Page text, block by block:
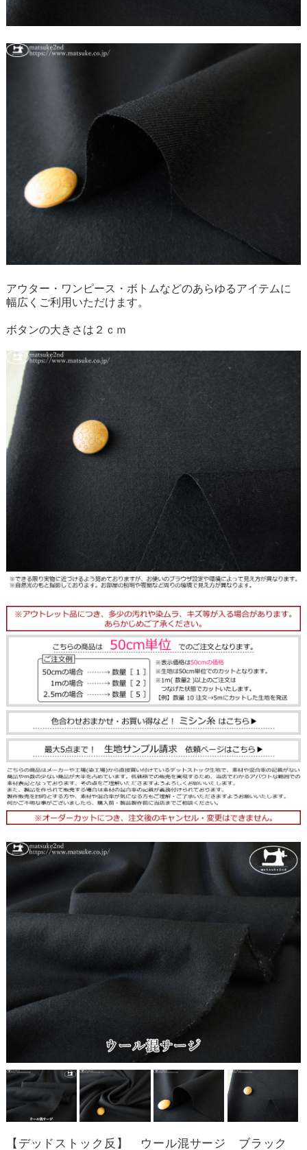
アウター・ワンピース・ボトムなどのあらゆるアイテムに
幅広くご利用いただけます。
ボタンの大きさは２ｃｍ
【デッドストック反】 ウール混サージ ブラック